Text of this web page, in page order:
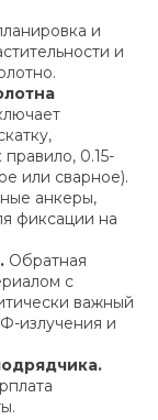
и
и
0.15-
или сварное).
анкеры,
фиксации на
Обратная
с
важный
излучения и